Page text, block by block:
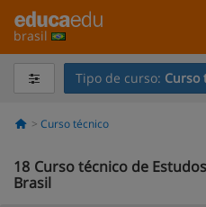
brasil
Tipo de curso: Curso
Curso técnico
18 Curso técnico de
Brasil